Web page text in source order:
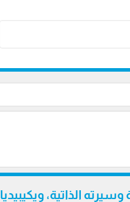
الذاتية، ويكيبيديا